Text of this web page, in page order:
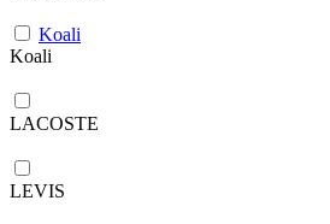
Koali
Koali
LACOSTE
LEVIS